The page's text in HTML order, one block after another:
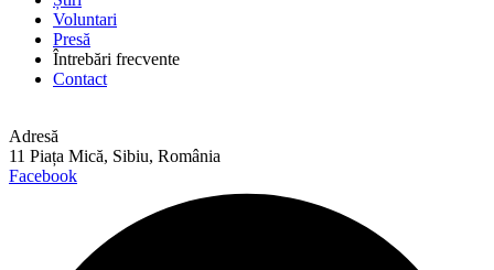
Voluntari
Presă
Întrebări frecvente
Contact
Adresă
11 Piața Mică, Sibiu, România
Facebook